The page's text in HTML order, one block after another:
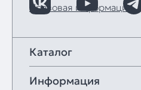
Правовая информация
Каталог
Информация